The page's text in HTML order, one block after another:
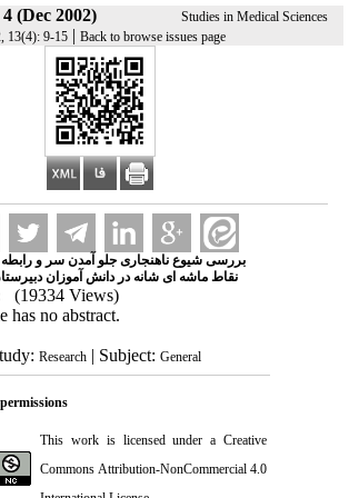
(Dec 2002)
Studies in Medical Sciences
13(4): 9-15 | Back to browse issues page
بررسی شیوع ناهنجاری جلو آمدن سر و رابطه
نقاط ماشه ای شانه در دانش آموزان
(19334 Views)
has no abstract.
Research| Subject: General
This work is licensed under a Creative
Commons Attribution-NonCommercial 4.0